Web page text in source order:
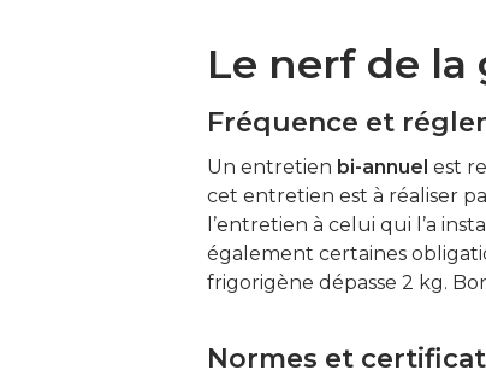
Le nerf de
Fréquence et
Un entretien bi-annuel est
cet entretien est à réaliser
l’entretien à celui qui l’a
également certaines
frigorigène dépasse 2 kg.
Normes et